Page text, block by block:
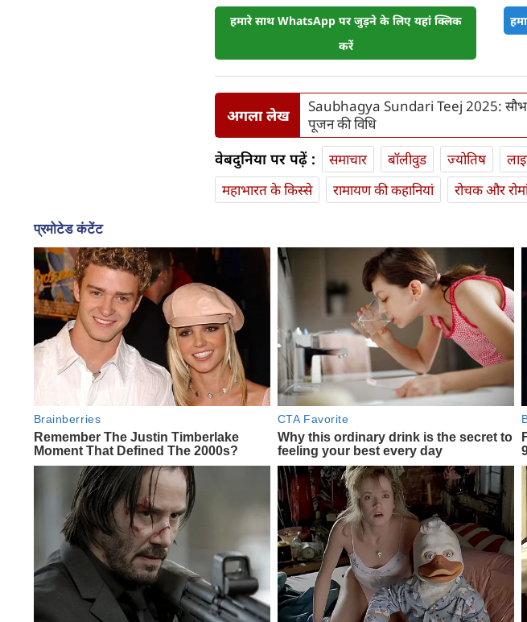
हमारे साथ WhatsApp पर जुड़ने के लिए यहां क्लिक
करें
अगला लेख
Saubhagya Sundari Teej 2025:
पूजन की विधि
वेबदुनिया पर पढ़ें : समाचार बॉलीवुड ज्योतिष
महाभारत के किस्से
रामायण की कहानियां रोचक और